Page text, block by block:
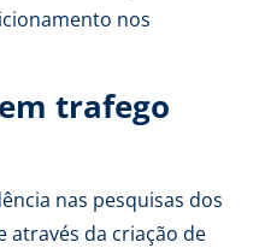
nos
trafego
nas pesquisas dos
através da criação de